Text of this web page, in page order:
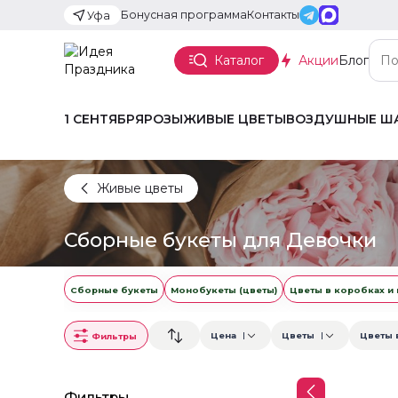
Уфа Бонусная программаКонтакты
Каталог АкцииБлог
1 СЕНТЯБРЯРОЗЫЖИВЫЕ ЦВЕТЫВОЗДУШНЫЕ
Живые цветы
Сборные букеты для Девочки
Сборные букеты Монобукеты (цветы) Цветы в коробках и
Фильтры Цена Цветы Цветы